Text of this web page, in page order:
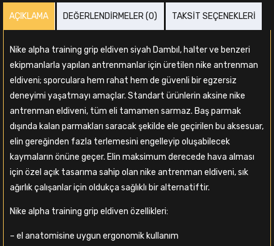
AÇIKLAMA DEĞERLENDIRMELER (0) TAKSIT SEÇENEKLERI
Nike alpha training grip eldiven siyah Dambıl, halter ve benzeri
ekipmanlarla yapılan antrenmanlar için üretilen nike antrenman
eldiveni; sporculara hem rahat hem de güvenli bir egzersiz
deneyimi yaşatmayı amaçlar. Standart ürünlerin aksine nike
antrenman eldiveni, tüm eli tamamen sarmaz. Baş parmak
dışında kalan parmakları saracak şekilde ele geçirilen bu aksesuar,
elin gereğinden fazla terlemesini engelleyip oluşabilecek
kaymaların önüne geçer. Elin maksimum derecede hava alması
için özel açık tasarıma sahip olan nike antrenman eldiveni, sık
ağırlık çalışanlar için oldukça sağlıklı bir alternatiftir.
Nike alpha training grip eldiven özellikleri:
– el anatomisine uygun ergonomik kullanım